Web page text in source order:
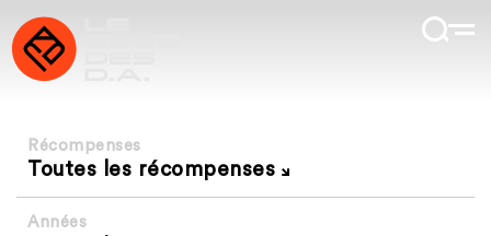
Récompenses
Toutes les récompenses
Années